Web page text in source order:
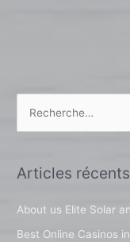
hArticles récents
About us Elite Solar
Best Online Casinos